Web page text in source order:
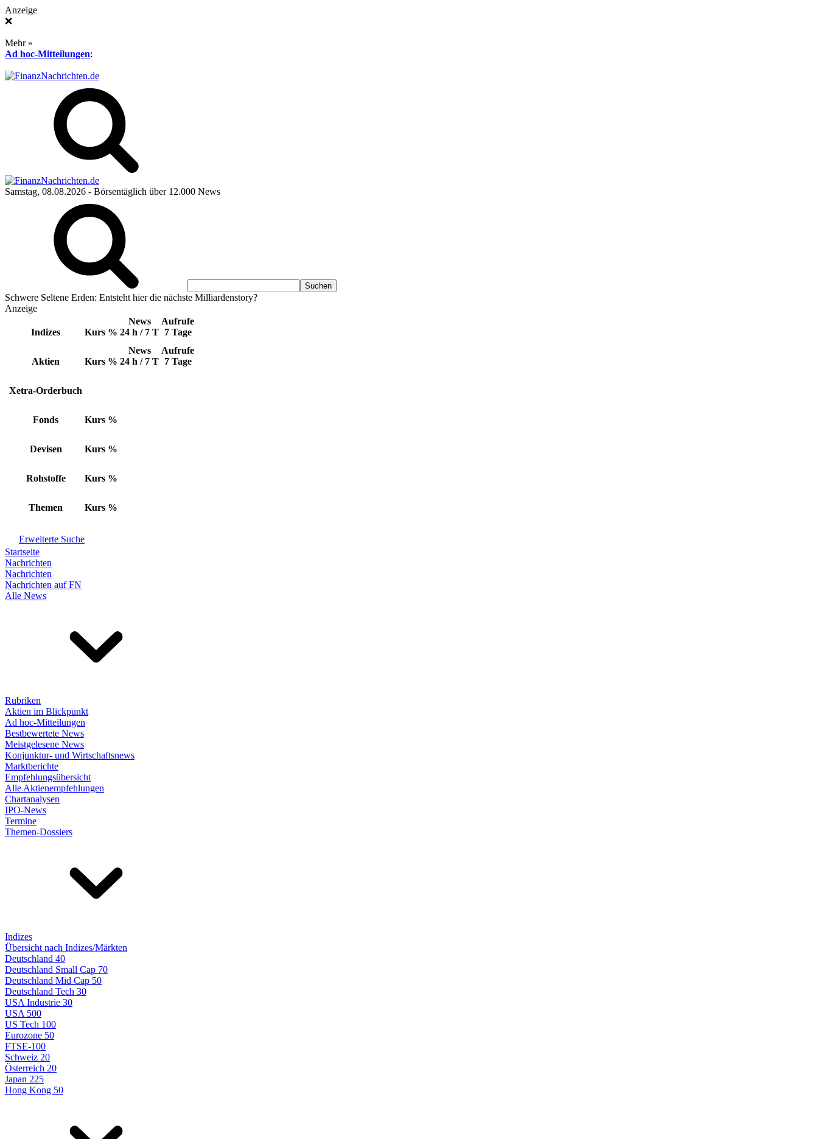
Anzeige
❌
Mehr »
Ad hoc-Mitteilungen:
Samstag, 08.08.2026 - Börsentäglich über 12.000 News
Schwere Seltene Erden: Entsteht hier die nächste Milliardenstory?
Anzeige
Indizes Kurs %
News
24 h / 7 T
Aufrufe
7 Tage
Aktien Kurs %
News
24 h / 7 T
Aufrufe
7 Tage
Xetra-Orderbuch
Fonds Kurs %
Devisen Kurs %
Rohstoffe Kurs %
Themen Kurs %
Erweiterte Suche
Startseite
Nachrichten
Nachrichten
Nachrichten auf FN
Alle News
Rubriken
Aktien im Blickpunkt
Ad hoc-Mitteilungen
Bestbewertete News
Meistgelesene News
Konjunktur- und Wirtschaftsnews
Marktberichte
Empfehlungsübersicht
Alle Aktienempfehlungen
Chartanalysen
IPO-News
Termine
Themen-Dossiers
Indizes
Übersicht nach Indizes/Märkten
Deutschland 40
Deutschland Small Cap 70
Deutschland Mid Cap 50
Deutschland Tech 30
USA Industrie 30
USA 500
US Tech 100
Eurozone 50
FTSE-100
Schweiz 20
Österreich 20
Japan 225
Hong Kong 50